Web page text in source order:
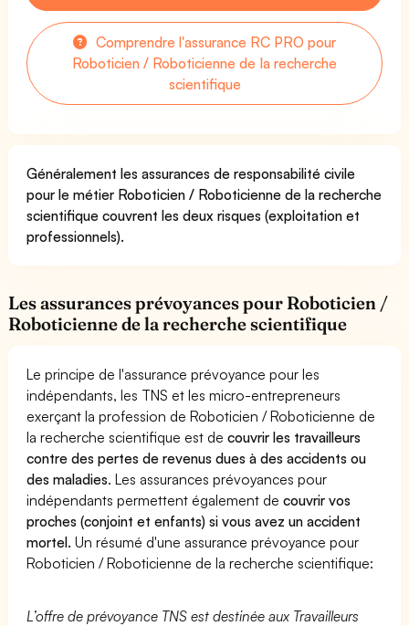
Comprendre l'assurance RC PRO pour
Roboticien / Roboticienne de la recherche
scientifique
Généralement les assurances de responsabilité civile
pour le métier Roboticien / Roboticienne de la recherche
scientifique couvrent les deux risques (exploitation et
professionnels).
Les assurances prévoyances pour Roboticien /
Roboticienne de la recherche scientifique
Le principe de l'assurance prévoyance pour les
indépendants, les TNS et les micro-entrepreneurs
exerçant la profession de Roboticien / Roboticienne de
la recherche scientifique est decouvrir les travailleurs
contre des pertes de revenus dues à des accidents ou
des maladies. Les assurances prévoyances pour
indépendants permettent également decouvrir vos
proches (conjoint et enfants) si vous avez un accident
mortel. Un résumé d'une assurance prévoyance pour
Roboticien / Roboticienne de la recherche scientifique:
L’offre de prévoyance TNS est destinée aux Travailleurs